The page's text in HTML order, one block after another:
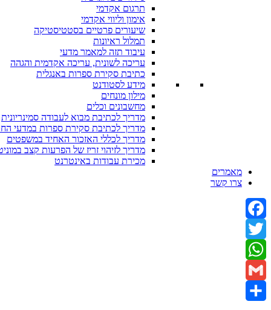
תרגום אקדמי
אימון וליווי אקדמי
שיעורים פרטיים בסטטיסטיקה
תמלול ראיונות
עיבוד תזה למאמר מדעי
עריכה לשונית, עריכה אקדמית והגהה
כתיבת סקירת ספרות באנגלית
מידע לסטודנט
מילון מונחים
מחשבונים וכלים
מדריך לכתיבת מבוא לעבודה סמינריונית
מדריך לכתיבת סקירת ספרות במדעי
מדריך לכללי האזכור האחיד במשפטים
מדריך לזיהוי זריז של הפרעות קצב
מכירת עבודות באינטרנט
מאמרים
צרו קשר
Facebook
Twitter
WhatsApp
Gmail